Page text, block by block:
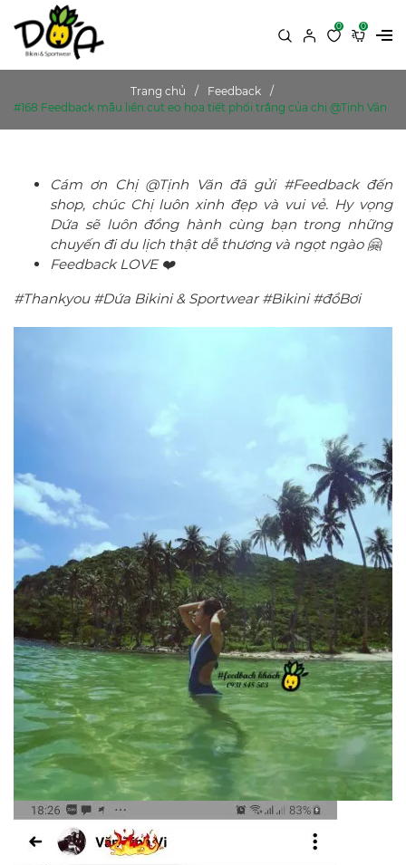
0 0
Trang chủ
Feedback
#168 Feedback mẫu liền cut eo họa tiết phối trắng của chị @Tịnh Văn
Cám ơn Chị @Tịnh Văn đã gửi #Feedback đến
shop, chúc Chị luôn xinh đẹp và vui vẻ. Hy vọng
Dứa sẽ luôn đồng hành cùng bạn trong những
chuyến đi du lịch thật dễ thương và ngọt ngào 🤗
Feedback LOVE ❤️
#Thankyou #Dứa Bikini & Sportwear #Bikini #đồBơi